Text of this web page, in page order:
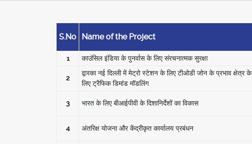
S.No Name of the Project
1 काउंसिल इंडिया के पुनर्वास के लिए संरचनात्मक सुरक्षा
2
द्वारका नई दिल्ली में मेट्रो स्टेशन के लिए टीओडी जोन के प्रभाव क्षेत्र के
लिए ट्रैफिक डिमांड मॉडलिंग
3 भारत के लिए बीआईपीवी के दिशानिर्देशों का विकास
4 अंतरिक्ष योजना और केंद्रीकृत कार्यालय प्रबंधन